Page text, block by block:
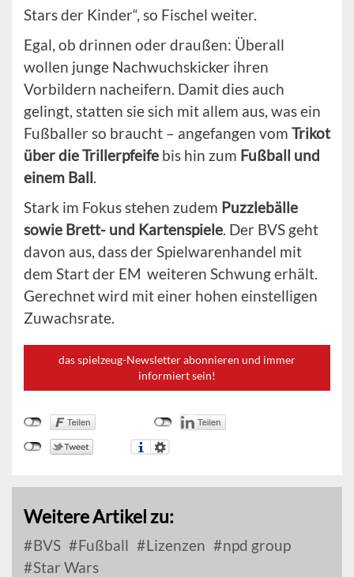
Stars der Kinder“, so Fischel weiter.
Egal, ob drinnen oder draußen: Überall
wollen junge Nachwuchskicker ihren
Vorbildern nacheifern. Damit dies auch
gelingt, statten sie sich mit allem aus, was ein
Fußballer so braucht – angefangen vom Trikot
über die Trillerpfeife bis hin zum Fußball und
einem Ball.
Stark im Fokus stehen zudem Puzzlebälle
sowie Brett- und Kartenspiele. Der BVS geht
davon aus, dass der Spielwarenhandel mit
dem Start der EM weiteren Schwung erhält.
Gerechnet wird mit einer hohen einstelligen
Zuwachsrate.
das spielzeug-Newsletter abonnieren und immer
informiert sein!
Weitere Artikel zu:
BVS Fußball Lizenzen
npd group
Star Wars